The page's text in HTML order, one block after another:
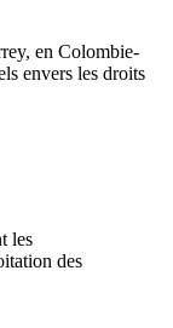
en Colombie-
envers les droits
les
des